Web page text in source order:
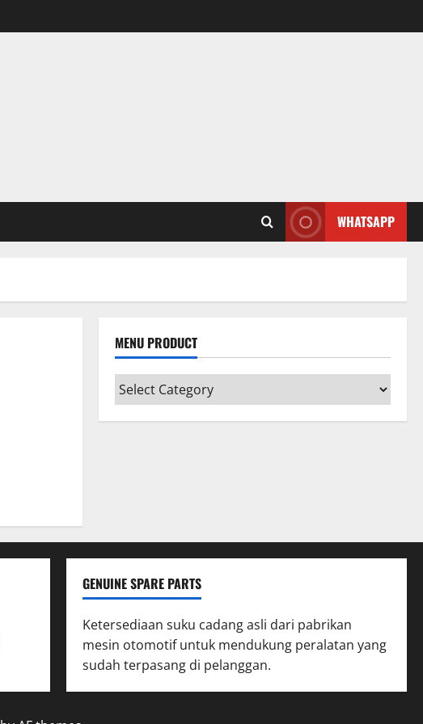
WHATSAPP
MENU PRODUCT
GENUINE SPARE PARTS
Ketersediaan suku cadang asli dari pabrikan
mesin otomotif untuk mendukung peralatan yang
sudah terpasang di pelanggan.